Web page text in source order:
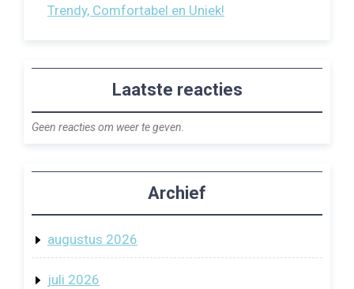
Trendy, Comfortabel en Uniek!
Laatste reacties
Geen reacties om weer te geven.
Archief
augustus 2026
juli 2026